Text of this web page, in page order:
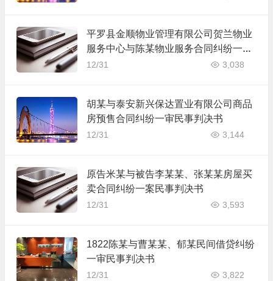
平罗县金顺物业管理有限公司贺兰物业
服务中心与陈某物业服务合同纠纷一审
民事判决书
12/31 3,038
胡某与泰安新兴保达置业有限公司商品
房预售合同纠纷一审民事判决书
12/31 3,144
原告米某与被告李某某、张某某房屋买
卖合同纠纷一案民事判决书
12/31 3,593
1822陈某与曹某某、郁某民间借贷纠纷
一审民事判决书
12/31 3,822